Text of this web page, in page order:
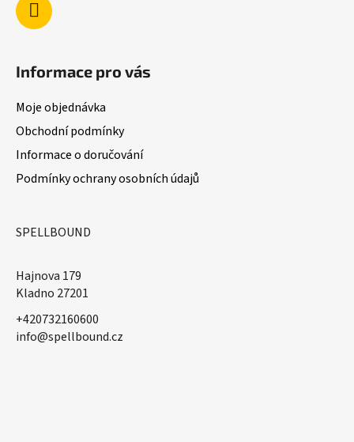
Informace pro vás
Moje objednávka
Obchodní podmínky
Informace o doručování
Podmínky ochrany osobních údajů
SPELLBOUND
Hajnova 179
Kladno 27201
+420732160600
​info@spellbound.cz